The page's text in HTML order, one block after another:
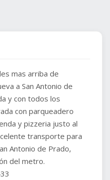
mas arriba de
a San Antonio de
y con todos los
con parqueadero
y pizzeria justo al
transporte para
Antonio de Prado,
del metro.